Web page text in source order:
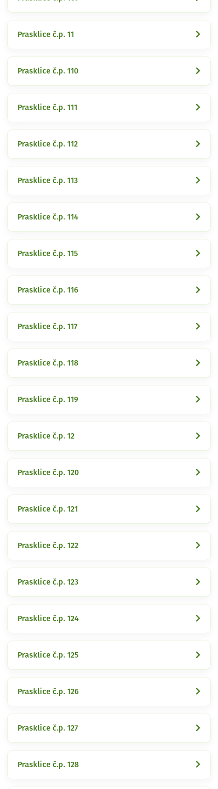
Prasklice č.p. 11
Prasklice č.p. 110
Prasklice č.p. 111
Prasklice č.p. 112
Prasklice č.p. 113
Prasklice č.p. 114
Prasklice č.p. 115
Prasklice č.p. 116
Prasklice č.p. 117
Prasklice č.p. 118
Prasklice č.p. 119
Prasklice č.p. 12
Prasklice č.p. 120
Prasklice č.p. 121
Prasklice č.p. 122
Prasklice č.p. 123
Prasklice č.p. 124
Prasklice č.p. 125
Prasklice č.p. 126
Prasklice č.p. 127
Prasklice č.p. 128